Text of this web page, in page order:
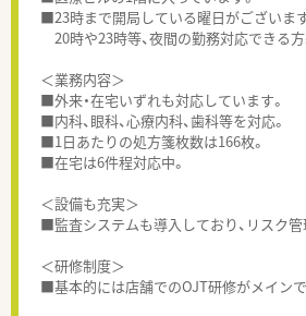
■23時まで開局している曜日がございます
20時や23時等、夜間の勤務対応できる方
＜業務内容＞
■外来・在宅いずれも対応しています。
■内科、眼科、心療内科、歯科等を対応。
■1日あたりの処方箋枚数は166枚。
■在宅は6件程対応中。
＜設備も充実＞
■監査システムも導入しており、リスク管
＜研修制度＞
■基本的には店舗でのOJT研修がメインで